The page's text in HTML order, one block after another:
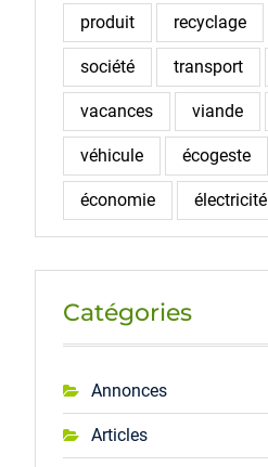
produit recyclage
société transport
vacances viande
véhicule écogeste
économie électricité
Catégories
Annonces
Articles